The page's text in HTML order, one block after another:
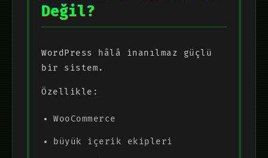
Değil?
WordPress hâlâ inanılmaz güçlü
bir sistem.
Özellikle:
WooCommerce
büyük içerik ekipleri